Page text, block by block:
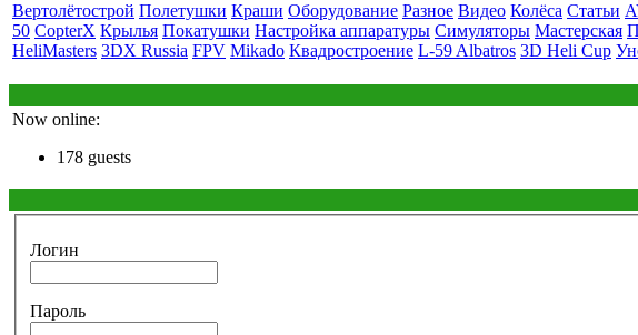
Вертолётострой Полетушки Краши Оборудование Разное Видео Колёса Статьи
50 CopterX Крылья Покатушки Настройка аппаратуры Симуляторы Мастерская
HeliMasters 3DX Russia FPV Mikado Квадростроение L-59 Albatros 3D Heli Cup
Now online:
178 guests
Логин
Пароль